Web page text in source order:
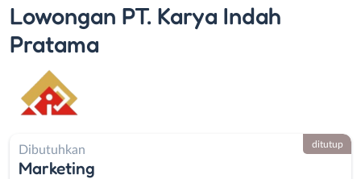
Lowongan PT. Karya Indah
Pratama
Dibutuhkan
Marketing
ditutup